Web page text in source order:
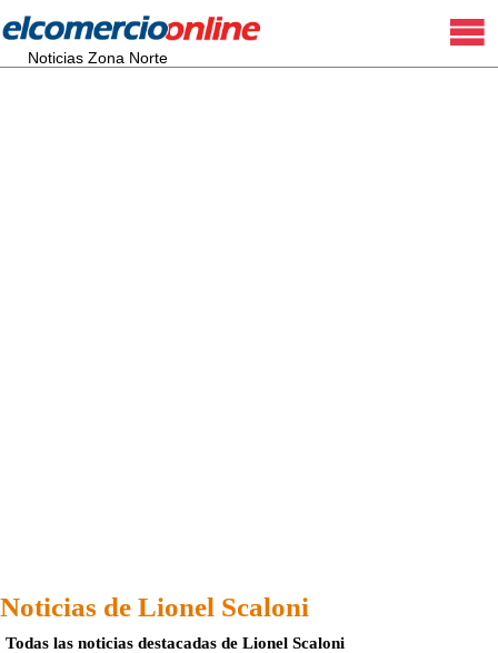
Noticias Zona Norte
Noticias de Lionel Scaloni
Todas las noticias destacadas de Lionel Scaloni